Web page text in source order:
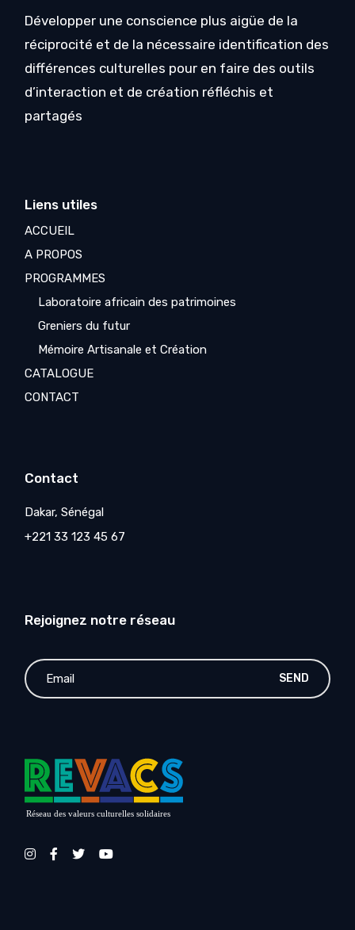
Développer une conscience plus aigüe de la
réciprocité et de la nécessaire identification des
différences culturelles pour en faire des outils
d’interaction et de création réfléchis et
partagés
Liens utiles
ACCUEIL
A PROPOS
PROGRAMMES
Laboratoire africain des patrimoines
Greniers du futur
Mémoire Artisanale et Création
CATALOGUE
CONTACT
Contact
Dakar, Sénégal
+221 33 123 45 67
Rejoignez notre réseau
SEND
Réseau des valeurs culturelles solidaires